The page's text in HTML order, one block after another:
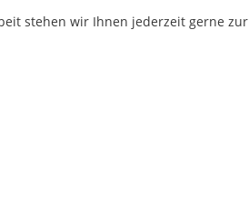
stehen wir Ihnen jederzeit gerne zur